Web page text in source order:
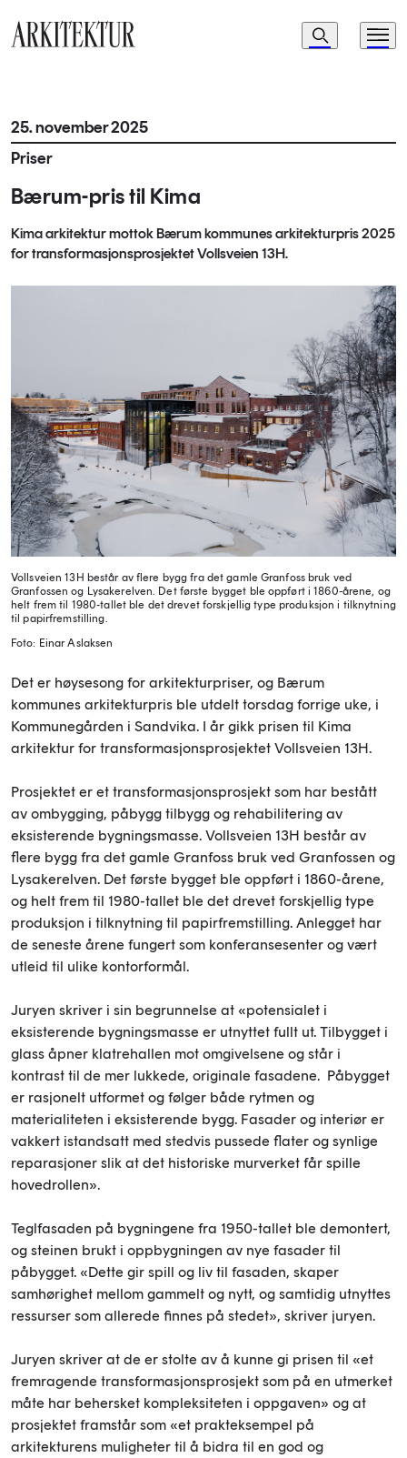
Navigasjon
Søk Meny
25. november 2025
Priser
Bærum-pris til Kima
Kima arkitektur mottok Bærum kommunes arkitekturpris 2025
for transformasjonsprosjektet Vollsveien 13H.
Vollsveien 13H består av flere bygg fra det gamle Granfoss bruk ved
Granfossen og Lysakerelven. Det første bygget ble oppført i 1860-årene, og
helt frem til 1980-tallet ble det drevet forskjellig type produksjon i tilknytning
til papirfremstilling.
Foto: Einar Aslaksen
Det er høysesong for arkitekturpriser, og Bærum
kommunes arkitekturpris ble utdelt torsdag forrige uke, i
Kommunegården i Sandvika. I år gikk prisen til Kima
arkitektur for transformasjonsprosjektet Vollsveien 13H.
Prosjektet er et transformasjonsprosjekt som har bestått
av ombygging, påbygg tilbygg og rehabilitering av
eksisterende bygningsmasse. Vollsveien 13H består av
flere bygg fra det gamle Granfoss bruk ved Granfossen og
Lysakerelven. Det første bygget ble oppført i 1860-årene,
og helt frem til 1980-tallet ble det drevet forskjellig type
produksjon i tilknytning til papirfremstilling. Anlegget har
de seneste årene fungert som konferansesenter og vært
utleid til ulike kontorformål.
Juryen skriver i sin begrunnelse at «potensialet i
eksisterende bygningsmasse er utnyttet fullt ut. Tilbygget i
glass åpner klatrehallen mot omgivelsene og står i
kontrast til de mer lukkede, originale fasadene. Påbygget
er rasjonelt utformet og følger både rytmen og
materialiteten i eksisterende bygg. Fasader og interiør er
vakkert istandsatt med stedvis pussede flater og synlige
reparasjoner slik at det historiske murverket får spille
hovedrollen».
Teglfasaden på bygningene fra 1950-tallet ble demontert,
og steinen brukt i oppbygningen av nye fasader til
påbygget. «Dette gir spill og liv til fasaden, skaper
samhørighet mellom gammelt og nytt, og samtidig utnyttes
ressurser som allerede finnes på stedet», skriver juryen.
Juryen skriver at de er stolte av å kunne gi prisen til «et
fremragende transformasjonsprosjekt som på en utmerket
måte har behersket kompleksiteten i oppgaven» og at
prosjektet framstår som «et prakteksempel på
arkitekturens muligheter til å bidra til en god og